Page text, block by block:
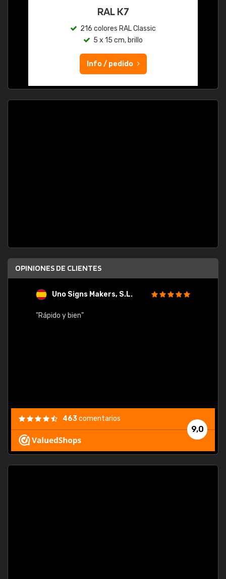
RAL K7
216 colores RAL Classic
5 x 15 cm, brillo
Info / pedido
OPINIONES DE CLIENTES
Uno Signs Makers, S.L.
"Rápido y bien"
9,0
463comentarios